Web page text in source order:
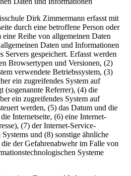
Dirk Zimmermann erfasst mit
durch eine betroffene Person oder
eine Reihe von allgemeinen Daten
Daten und Informationen
Servers gespeichert. Erfasst werden
Browsertypen und Versionen, (2)
verwendete Betriebssystem, (3)
ein zugreifendes System auf
(sogenannte Referrer), (4) die
ein zugreifendes System auf
werden, (5) das Datum und die
Internetseite, (6) eine Internet-
(7) der Internet-Service-
und (8) sonstige ähnliche
der Gefahrenabwehr im Falle von
Systeme